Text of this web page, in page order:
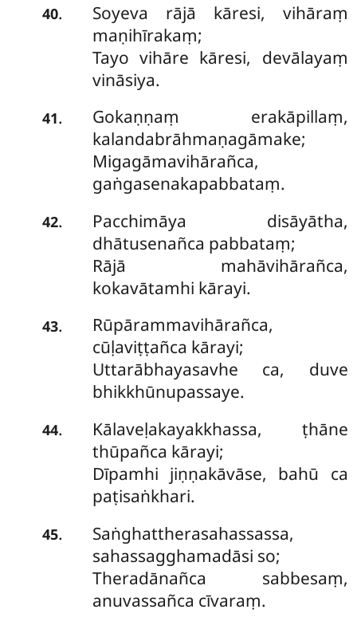
40.
Soyeva rājā kāresi, vihāraṃ
maṇihīrakaṃ;
Tayo vihāre kāresi, devālayaṃ
vināsiya.
41.
Gokaṇṇaṃ erakāpillaṃ,
kalandabrāhmaṇagāmake;
Migagāmavihārañca,
gaṅgasenakapabbataṃ.
42.
Pacchimāya disāyātha,
dhātusenañca pabbataṃ;
Rājā mahāvihārañca,
kokavātamhi kārayi.
43.
Rūpārammavihārañca,
cūḷaviṭṭañca kārayi;
Uttarābhayasavhe ca, duve
bhikkhūnupassaye.
44.
Kālaveḷakayakkhassa, ṭhāne
thūpañca kārayi;
Dīpamhi jiṇṇakāvāse, bahū ca
paṭisaṅkhari.
45.
Saṅghattherasahassassa,
sahassagghamadāsi so;
Theradānañca sabbesaṃ,
anuvassañca cīvaraṃ.